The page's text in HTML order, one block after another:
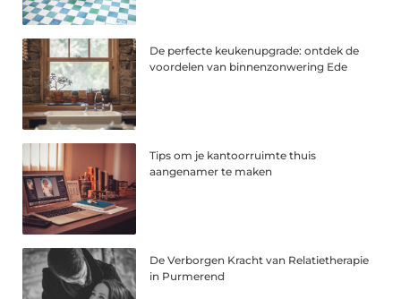
De perfecte keukenupgrade: ontdek de
voordelen van binnenzonwering Ede
Tips om je kantoorruimte thuis
aangenamer te maken
De Verborgen Kracht van Relatietherapie
in Purmerend